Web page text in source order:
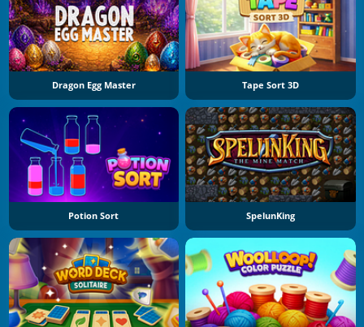
Dragon Egg Master Tape Sort 3D
Potion Sort SpelunKing